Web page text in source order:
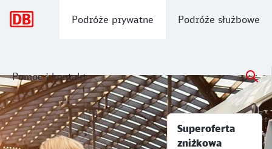
Podróże prywatne Podróże służbowe
Pomoc i kontakt
Oferty zniżkowe i elastyczne
Podróżuj po całych Niemczech z biletami w ofercie
Superoferta zniżkowa od 6,99 euro
Superoferta
zniżkowa